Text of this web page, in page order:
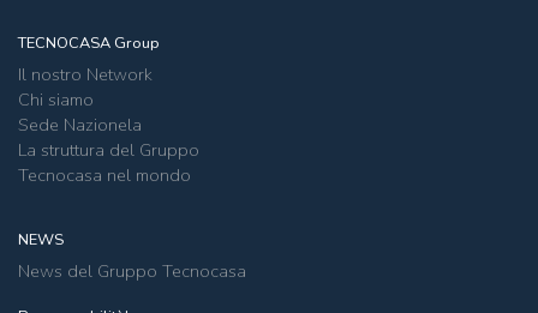
TECNOCASA Group
Il nostro Network
Chi siamo
Sede Nazionela
La struttura del Gruppo
Tecnocasa nel mondo
NEWS
News del Gruppo Tecnocasa